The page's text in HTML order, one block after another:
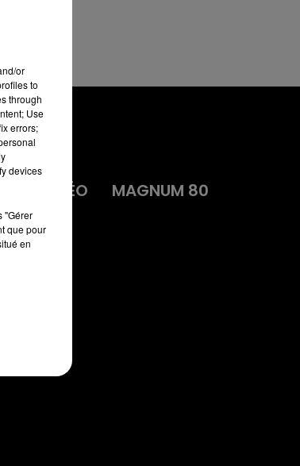
VIDÉO
MAGNUM 80
or
to
through
Use
errors;
devices
"Gérer
que pour
en